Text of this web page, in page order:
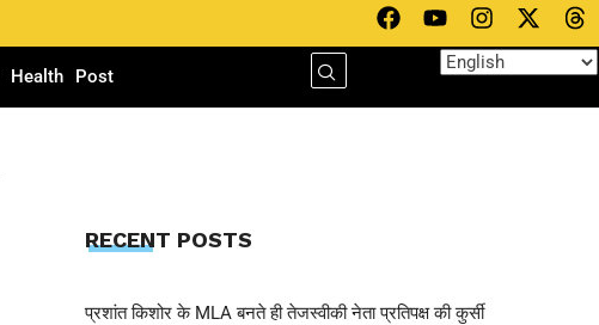
Health Post
RECENT POSTS
प्रशांत किशोर के MLA बनते ही तेजस्वीकी नेता प्रतिपक्ष की कुर्सी